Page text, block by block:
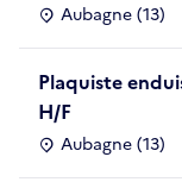
Aubagne (13)
Plaquiste
H/F
Aubagne (13)